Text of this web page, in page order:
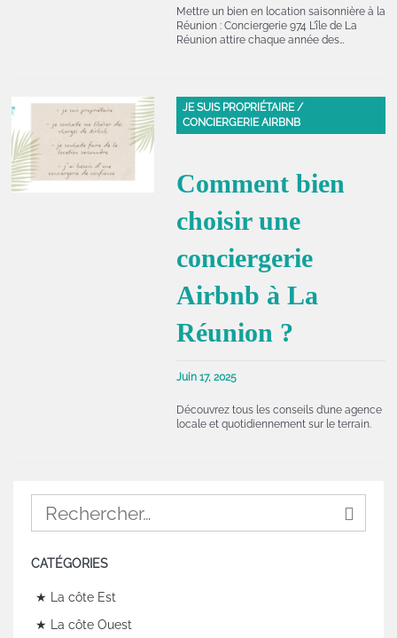
Mettre un bien en location saisonnière à la
Réunion : Conciergerie 974 L’île de La
Réunion attire chaque année des…
JE SUIS PROPRIÉTAIRE /
CONCIERGERIE AIRBNB
Comment bien
choisir une
conciergerie
Airbnb à La
Réunion ?
Juin 17, 2025
Découvrez tous les conseils d’une agence
locale et quotidiennement sur le terrain.
CATÉGORIES
★ La côte Est
★ La côte Ouest